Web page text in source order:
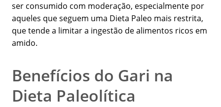
ser consumido com moderação, especialmente por
aqueles que seguem uma Dieta Paleo mais restrita,
que tende a limitar a ingestão de alimentos ricos em
amido.
Benefícios do Gari na
Dieta Paleolítica